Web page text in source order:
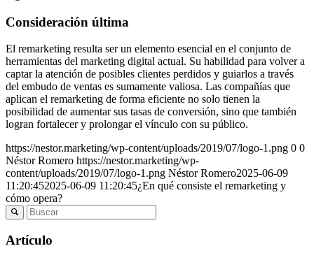
Consideración última
El remarketing resulta ser un elemento esencial en el conjunto de
herramientas del marketing digital actual. Su habilidad para volver a
captar la atención de posibles clientes perdidos y guiarlos a través
del embudo de ventas es sumamente valiosa. Las compañías que
aplican el remarketing de forma eficiente no solo tienen la
posibilidad de aumentar sus tasas de conversión, sino que también
logran fortalecer y prolongar el vínculo con su público.
https://nestor.marketing/wp-content/uploads/2019/07/logo-1.png 0 0
Néstor Romero https://nestor.marketing/wp-
content/uploads/2019/07/logo-1.png Néstor Romero2025-06-09
11:20:452025-06-09 11:20:45¿En qué consiste el remarketing y
cómo opera?
Artículo